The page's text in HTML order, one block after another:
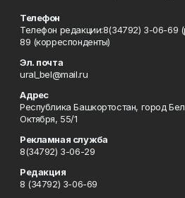
Телефон
Телефон редакции:8(34792) 3-06-69
89 (корреспонденты)
Эл. почта
ural_bel@mail.ru
Адрес
Республика Башкортостан, город
Октября, 55/1
Рекламная служба
8(34792) 3-06-29
Редакция
8 (34792) 3-06-69